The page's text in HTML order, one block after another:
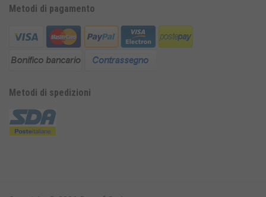
Metodi di pagamento
Metodi di spedizioni